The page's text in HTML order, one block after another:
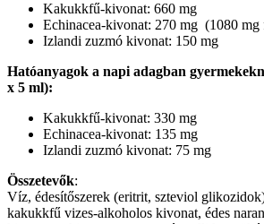
Kakukkfű-kivonat: 660 mg
Echinacea-kivonat: 270 mg (1080 mg
Izlandi zuzmó kivonat: 150 mg
Hatóanyagok a napi adagban
x 5 ml):
Kakukkfű-kivonat: 330 mg
Echinacea-kivonat: 135 mg
Izlandi zuzmó kivonat: 75 mg
Összetevők:
Víz, édesítőszerek (eritrit, szteviol
kakukkfű vizes-alkoholos kivonat, édes